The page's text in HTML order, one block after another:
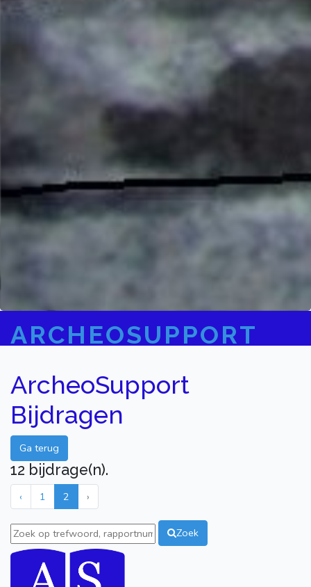
ARCHEOSUPPORT
ArcheoSupport
Bijdragen
Ga terug
12 bijdrage(n).
‹ 1 2 ›
Zoek